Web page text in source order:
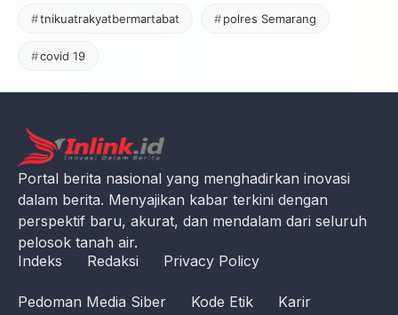
tnikuatrakyatbermartabat polres Semarang
covid 19
Portal berita nasional yang menghadirkan inovasi
dalam berita. Menyajikan kabar terkini dengan
perspektif baru, akurat, dan mendalam dari seluruh
pelosok tanah air.
Indeks
Redaksi Privacy Policy
Pedoman Media Siber Kode Etik Karir